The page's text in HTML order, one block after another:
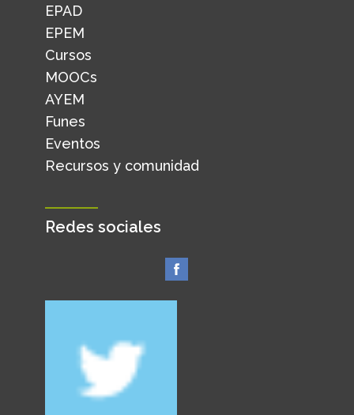
EPAD
EPEM
Cursos
MOOCs
AYEM
Funes
Eventos
Recursos y comunidad
Redes sociales